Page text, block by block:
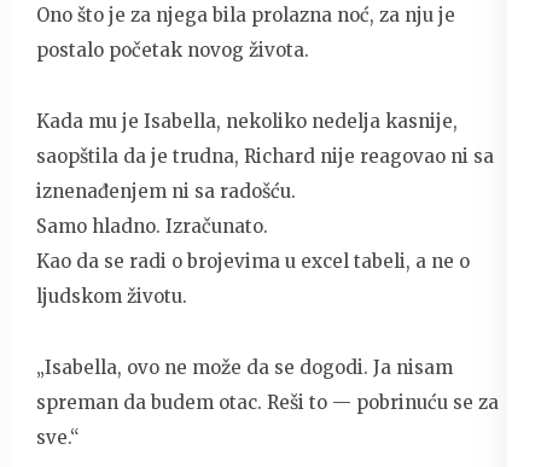
Ono što je za njega bila prolazna noć, za nju je
postalo početak novog života.
Kada mu je Isabella, nekoliko nedelja kasnije,
saopštila da je trudna, Richard nije reagovao ni sa
iznenađenjem ni sa radošću.
Samo hladno. Izračunato.
Kao da se radi o brojevima u excel tabeli, a ne o
ljudskom životu.
„Isabella, ovo ne može da se dogodi. Ja nisam
spreman da budem otac. Reši to — pobrinuću se za
sve.“